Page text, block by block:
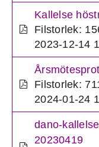
Kallelse
Filstorlek:
2023-12-14
Filstorlek:
2024-01-24
dano-
20230419